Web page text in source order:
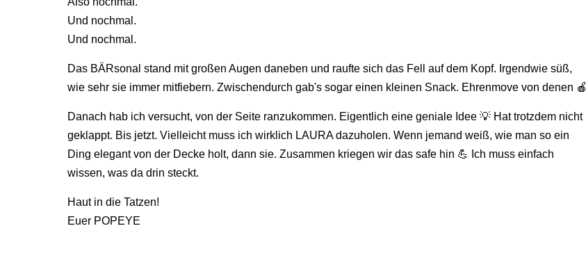
Und nochmal.
Und nochmal.
Das BÄRsonal stand mit großen Augen daneben und raufte sich das Fell auf dem Kopf. Irgendwie süß,
wie sehr sie immer mitfiebern. Zwischendurch gab's sogar einen kleinen Snack. Ehrenmove von denen 🍎
Danach hab ich versucht, von der Seite ranzukommen. Eigentlich eine geniale Idee 💡 Hat trotzdem nicht
geklappt. Bis jetzt. Vielleicht muss ich wirklich LAURA dazuholen. Wenn jemand weiß, wie man so ein
Ding elegant von der Decke holt, dann sie. Zusammen kriegen wir das safe hin 💪 Ich muss einfach
wissen, was da drin steckt.
Haut in die Tatzen!
Euer POPEYE